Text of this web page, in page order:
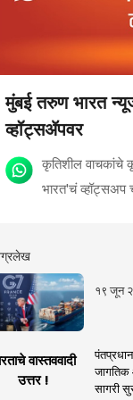
मुंबई तरुण भारत
व्हॉट्सॲपवर
कृतिशील वाचकांचे
भारत'चं व्हॉट्सअप
१९ जून
वास्तववादी
उत्तर !
जागतिक
सागरी